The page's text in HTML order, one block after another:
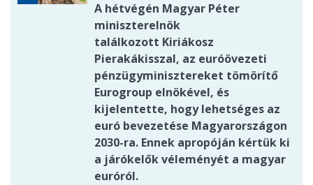
A hétvégén Magyar Péter
miniszterelnök
találkozott Kiriákosz
Pierakákisszal, az euróövezeti
pénzügyminisztereket tömörítő
Eurogroup elnökével, és
kijelentette, hogy lehetséges az
euró bevezetése Magyarországon
2030-ra. Ennek apropóján kértük ki
a járókelők véleményét a magyar
euróról.